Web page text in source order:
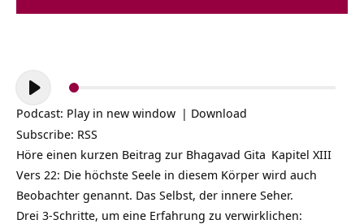
Audio-
Player
Podcast: Play in new window | Download
Subscribe: RSS
Höre einen kurzen Beitrag zur Bhagavad Gita Kapitel XIII
Vers 22: Die höchste Seele in diesem Körper wird auch
Beobachter genannt. Das Selbst, der innere Seher.
Drei 3-Schritte, um eine Erfahrung zu verwirklichen: